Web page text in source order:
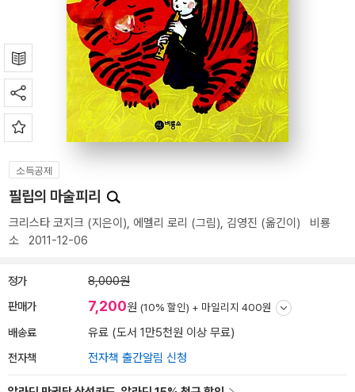
소득공제
필립의 마술피리
크리스타 코지크 (지은이), 에멜리 로리 (그림), 김영진 (옮긴이) 비룡
소 2011-12-06
정가 8,000원
판매가 7,200원 (10% 할인) + 마일리지 400원
배송료 유료 (도서 1만5천원 이상 무료)
전자책 전자책 출간알림 신청